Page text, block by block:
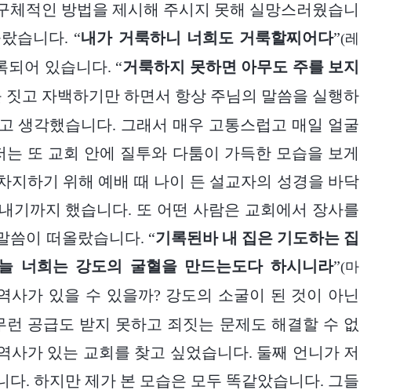
체적인 방법을 제시해 주시지 못해 실망스러웠습니
습니다. “내가 거룩하니 너희도 거룩할찌어다”(레
되어 있습니다. “거룩하지 못하면 아무도 주를 보지
짓고 자백하기만 하면서 항상 주님의 말씀을 실행하
생각했습니다. 그래서 매우 고통스럽고 매일 얼굴
또 교회 안에 질투와 다툼이 가득한 모습을 보게
지하기 위해 예배 때 나이 든 설교자의 성경을 바닥
기까지 했습니다. 또 어떤 사람은 교회에서 장사를
씀이 떠올랐습니다. “기록된바 내 집은 기도하는 집
너희는 강도의 굴혈을 만드는도다 하시니라”(마
사가 있을 수 있을까? 강도의 소굴이 된 것이 아닌
런 공급도 받지 못하고 죄짓는 문제도 해결할 수 없
사가 있는 교회를 찾고 싶었습니다. 둘째 언니가 저
다. 하지만 제가 본 모습은 모두 똑같았습니다. 그들